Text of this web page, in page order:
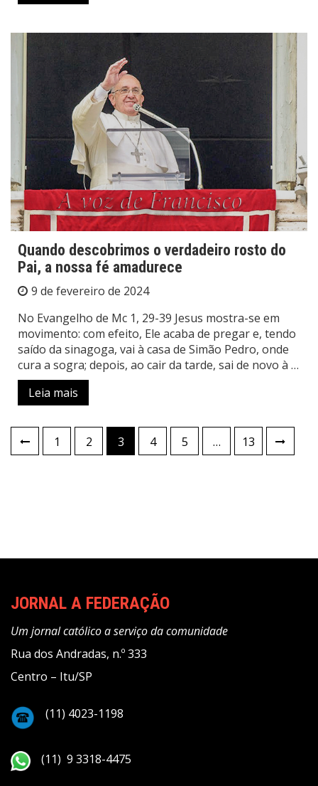
Quando descobrimos o verdadeiro rosto do
Pai, a nossa fé amadurece
9 de fevereiro de 2024
No Evangelho de Mc 1, 29-39 Jesus mostra-se em
movimento: com efeito, Ele acaba de pregar e, tendo
saído da sinagoga, vai à casa de Simão Pedro, onde
cura a sogra; depois, ao cair da tarde, sai de novo à …
Leia mais
Paginação
de
1 2 3 4 5 … 13
JORNAL A FEDERAÇÃO
Um jornal católico a serviço da comunidade
Rua dos Andradas, n.º 333
Centro – Itu/SP
(11) 4023-1198
(11) 9 3318-4475